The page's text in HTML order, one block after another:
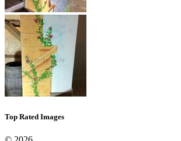
Top Rated Images